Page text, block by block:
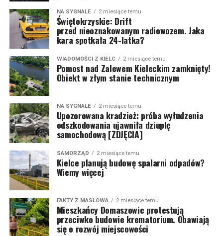
NA SYGNALE 2 miesiące temu
Świętokrzyskie: Drift
przed nieoznakowanym radiowozem. Jaka
kara spotkała 24-latka?
WIADOMOŚCI Z KIELC 2 miesiące temu
Pomost nad Zalewem Kieleckim zamknięty!
Obiekt w złym stanie technicznym
NA SYGNALE 2 miesiące temu
Upozorowana kradzież: próba wyłudzenia
odszkodowania ujawniła dziuplę
samochodową [ZDJĘCIA]
SAMORZĄD 2 miesiące temu
Kielce planują budowę spalarni odpadów?
Wiemy więcej
FAKTY Z MASŁOWA 2 miesiące temu
Mieszkańcy Domaszowic protestują
przeciwko budowie krematorium. Obawiają
się o rozwój miejscowości